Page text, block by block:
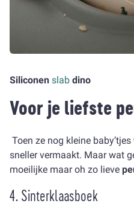
Siliconen slab dino
Voor je liefste
Toen ze nog kleine
sneller vermaakt. Maar wat
moeilijke maar oh zo lieve
4. Sinterklaasboek